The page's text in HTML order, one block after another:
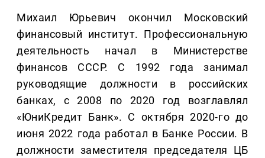
Михаил Юрьевич окончил Московский
финансовый институт. Профессиональную
деятельность начал в Министерстве
финансов СССР. С 1992 года занимал
руководящие должности в российских
банках, с 2008 по 2020 год возглавлял
«ЮниКредит Банк». С октября 2020-го до
июня 2022 года работал в Банке России. В
должности заместителя председателя ЦБ